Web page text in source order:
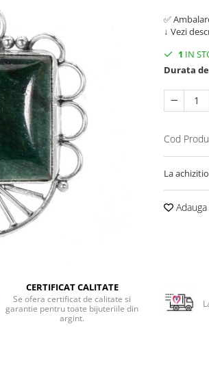
✅
↓ Vezi
1 IN
Durata
Cod
La
CERTIFICAT CALITATE
Se ofera certificat de calitate si
garantie pentru toate bijuteriile din
argint.